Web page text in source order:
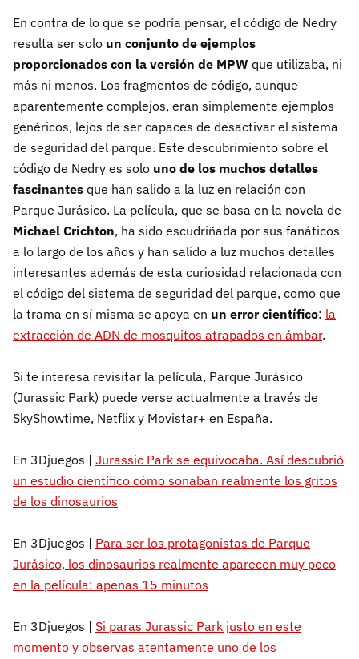
En contra de lo que se podría pensar, el código de Nedry
resulta ser solo un conjunto de ejemplos
proporcionados con la versión de MPW que utilizaba, ni
más ni menos. Los fragmentos de código, aunque
aparentemente complejos, eran simplemente ejemplos
genéricos, lejos de ser capaces de desactivar el sistema
de seguridad del parque. Este descubrimiento sobre el
código de Nedry es solo uno de los muchos detalles
fascinantes que han salido a la luz en relación con
Parque Jurásico. La película, que se basa en la novela de
Michael Crichton, ha sido escudriñada por sus fanáticos
a lo largo de los años y han salido a luz muchos detalles
interesantes además de esta curiosidad relacionada con
el código del sistema de seguridad del parque, como que
la trama en sí misma se apoya en un error científico: la
extracción de ADN de mosquitos atrapados en ámbar.
Si te interesa revisitar la película, Parque Jurásico
(Jurassic Park) puede verse actualmente a través de
SkyShowtime, Netflix y Movistar+ en España.
En 3Djuegos | Jurassic Park se equivocaba. Así descubrió
un estudio científico cómo sonaban realmente los gritos
de los dinosaurios
En 3Djuegos | Para ser los protagonistas de Parque
Jurásico, los dinosaurios realmente aparecen muy poco
en la película: apenas 15 minutos
En 3Djuegos | Si paras Jurassic Park justo en este
momento y observas atentamente uno de los